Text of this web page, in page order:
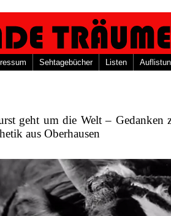
Sehtagebücher Listen
geht um die Welt – Gedanken
aus Oberhausen